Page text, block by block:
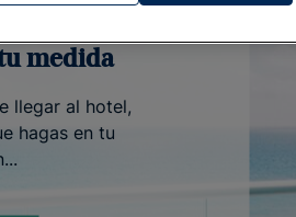
medida
llegar al hotel,
hagas en tu